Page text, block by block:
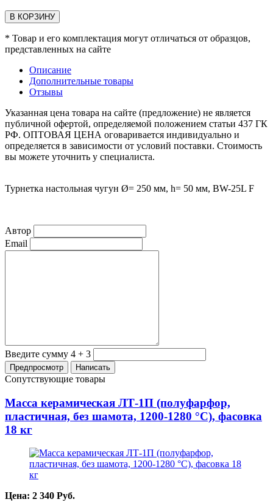
В КОРЗИНУ
* Товар и его комплектация могут отличаться от образцов,
представленных на сайте
Описание
Дополнительные товары
Отзывы
Указанная цена товара на сайте (предложение) не является
публичной офертой, определяемой положением статьи 437 ГК
РФ. ОПТОВАЯ ЦЕНА оговаривается индивидуально и
определяется в зависимости от условий поставки. Стоимость
вы можете уточнить у специалиста.
Турнетка настольная чугун Ø= 250 мм, h= 50 мм, BW-25L F
Автор
Email
Введите сумму 4 + 3
Сопутствующие товары
Масса керамическая ЛТ-1П (полуфарфор,
пластичная, без шамота, 1200-1280 °С), фасовка
18 кг
Цена: 2 340 Руб.